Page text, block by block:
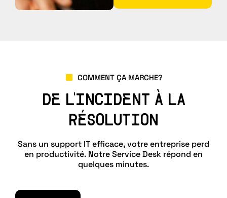
COMMENT ÇA MARCHE?
DE L'INCIDENT À LA
RÉSOLUTION
Sans un support IT efficace, votre entreprise perd
en productivité. Notre Service Desk répond en
quelques minutes.